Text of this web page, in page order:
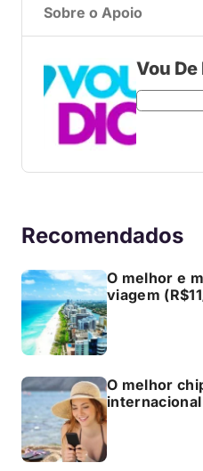
Sobre o Apoio
Vou
Recomendados
O melhor e
viagem
O melhor